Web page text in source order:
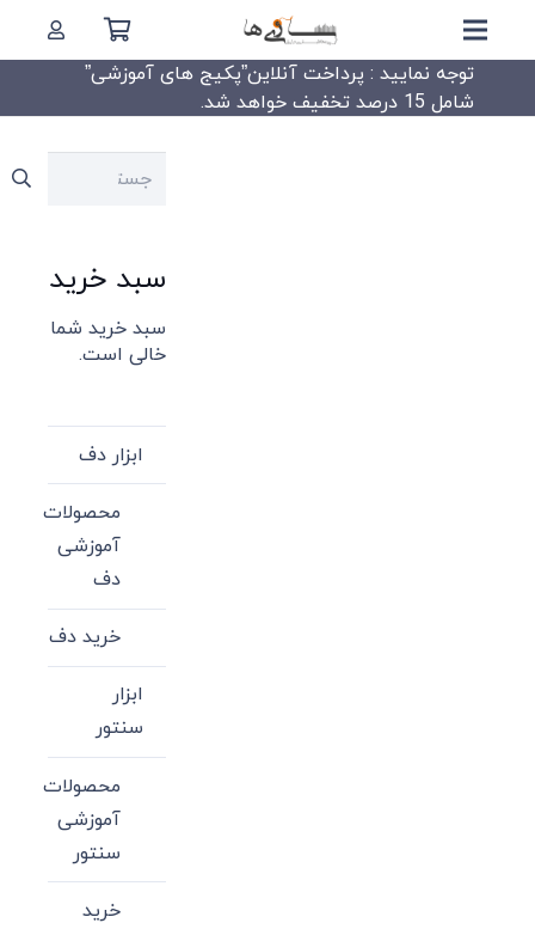
توجه نمایید : پرداخت آنلاین”پکیج های آموزشی”
شامل 15 درصد تخفیف خواهد شد.
جستجو
سبد خرید
سبد خرید شما
خالی است.
ابزار دف
محصولات
آموزشی
دف
خرید دف
ابزار
سنتور
محصولات
آموزشی
سنتور
خرید